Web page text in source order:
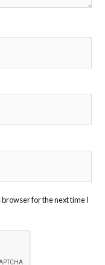
for the next time I